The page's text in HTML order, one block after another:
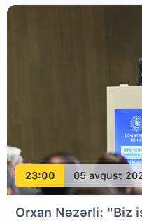
23:00 05 avqust
Orxan Nəzərli: "Biz